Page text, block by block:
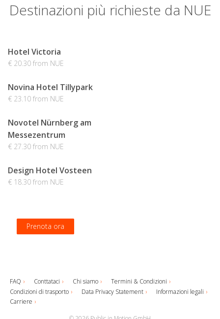
Destinazioni più richieste da NUE
Hotel Victoria
€ 20.30 from NUE
Prenota ora
Novina Hotel Tillypark
€ 23.10 from NUE
Prenota ora
Novotel Nürnberg am
Messezentrum
€ 27.30 from NUE
Prenota ora
Design Hotel Vosteen
€ 18.30 from NUE
Prenota ora
FAQ Conttataci Chi siamo
Termini & Condizioni
Condizioni di trasporto
Data Privacy Statement
Informazioni legali
Carriere